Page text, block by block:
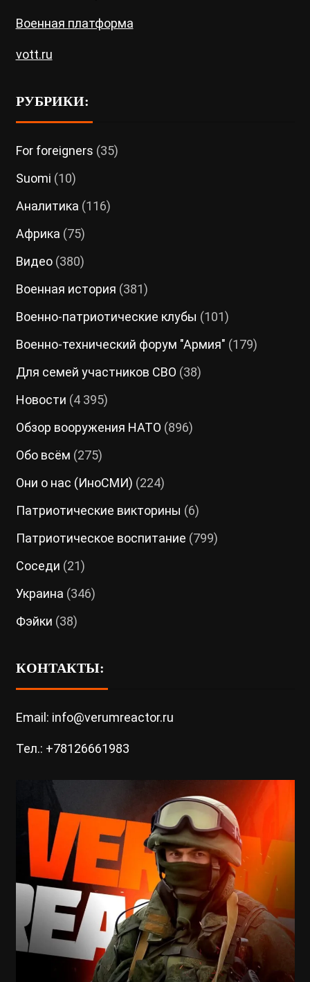
Военная платформа
vott.ru
РУБРИКИ:
For foreigners (35)
Suomi (10)
Аналитика (116)
Африка (75)
Видео(380)
Военная история (381)
Военно-патриотические клубы (101)
Военно-технический форум "Армия" (179)
Для семей участников СВО (38)
Новости (4 395)
Обзор вооружения НАТО (896)
Обо всём (275)
Они о нас (ИноСМИ) (224)
Патриотические викторины (6)
Патриотическое воспитание (799)
Соседи (21)
Украина (346)
Фэйки (38)
КОНТАКТЫ:
Email: info@verumreactor.ru
Тел.: +78126661983